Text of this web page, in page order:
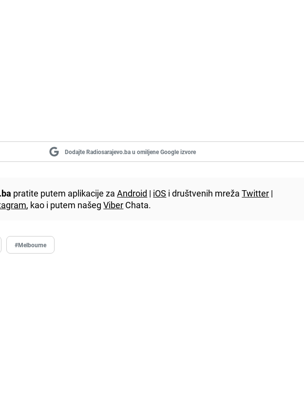
Dodajte Radiosarajevo.ba u omiljene Google izvore
pratite putem aplikacije zaAndroid | iOS i društvenih mrežaTwitter |
, kao i putem našegViber Chata.
#Melbourne